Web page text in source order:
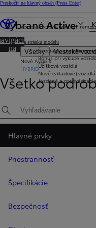
Preskočiť na hlavný obsah (Press Enter)
Vozidlá
Všetky Mestské
Nové Aygo X
HYBRID
Akciové ponuky
Špeciálna ponuka
Bonus pri výkupe
Úžitkové vozidlá
Nové (skladové) vozidlá
Jazdené a
Firemní
VybranéActive
Späť na stránku modelu
na
na
stránke
Všetko
Hľadaná špecifikácia
Hlavné prvky
Priestrannosť
Špecifikácie
Bezpečnosť